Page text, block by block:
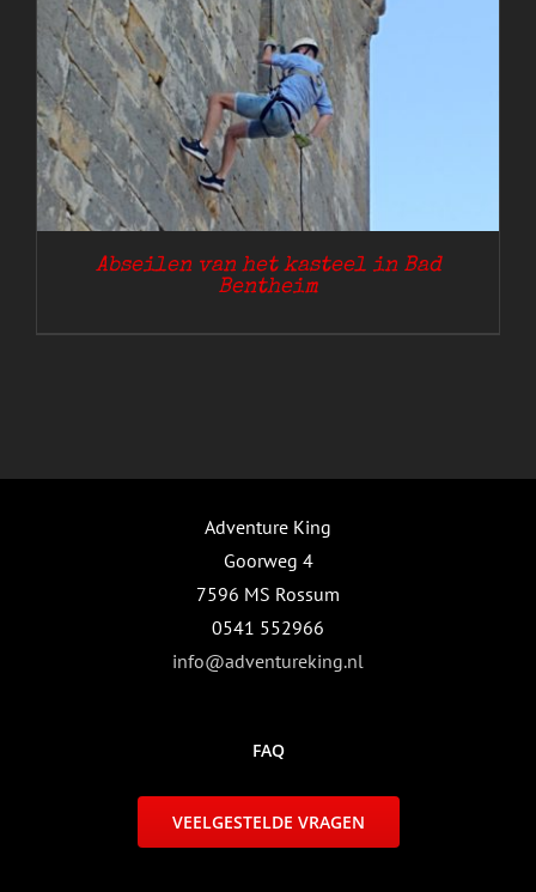
Abseilen van het kasteel in Bad
Bentheim
Adventure King
Goorweg 4
7596 MS Rossum
0541 552966
info@adventureking.nl
FAQ
VEELGESTELDE VRAGEN